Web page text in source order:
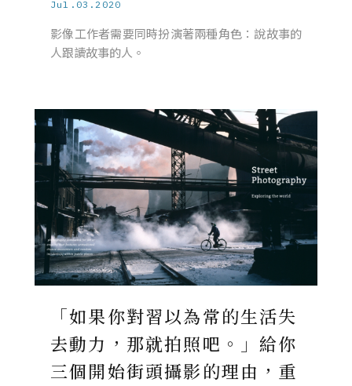
Jul.03.2020
影像工作者需要同時扮演著兩種角色：說故事的
人跟讀故事的人。
「如果你對習以為常的生活失
去動力，那就拍照吧。」給你
三個開始街頭攝影的理由，重